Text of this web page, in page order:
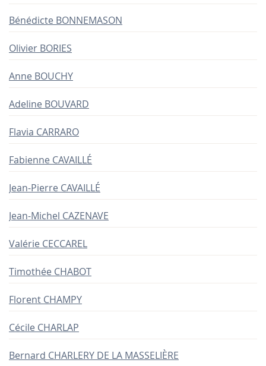
Bénédicte BONNEMASON
Olivier BORIES
Anne BOUCHY
Adeline BOUVARD
Flavia CARRARO
Fabienne CAVAILLÉ
Jean-Pierre CAVAILLÉ
Jean-Michel CAZENAVE
Valérie CECCAREL
Timothée CHABOT
Florent CHAMPY
Cécile CHARLAP
Bernard CHARLERY DE LA MASSELIÈRE